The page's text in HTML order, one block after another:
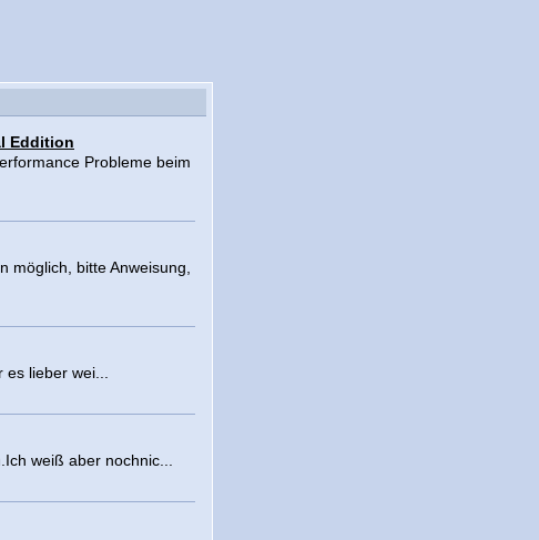
Eddition
Probleme beim
möglich, bitte Anweisung,
lieber wei...
weiß aber nochnic...